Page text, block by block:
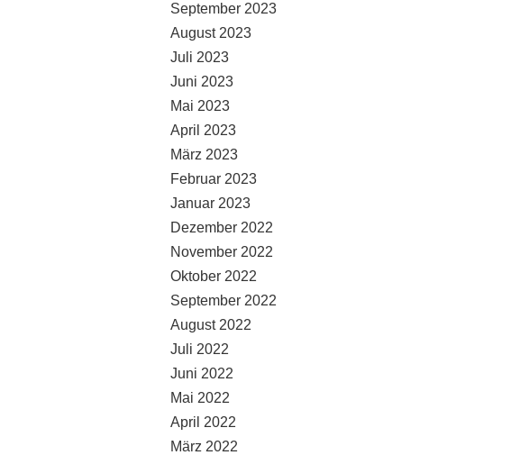
September 2023
August 2023
Juli 2023
Juni 2023
Mai 2023
April 2023
März 2023
Februar 2023
Januar 2023
Dezember 2022
November 2022
Oktober 2022
September 2022
August 2022
Juli 2022
Juni 2022
Mai 2022
April 2022
März 2022